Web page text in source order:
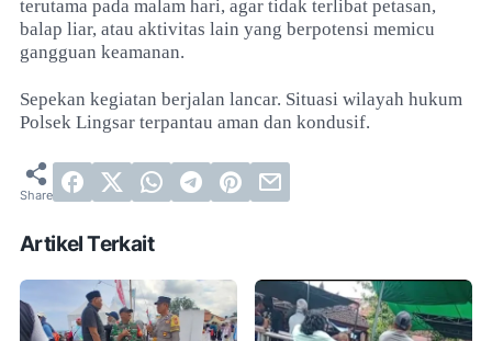
terutama pada malam hari, agar tidak terlibat petasan,
balap liar, atau aktivitas lain yang berpotensi memicu
gangguan keamanan.
Sepekan kegiatan berjalan lancar. Situasi wilayah hukum
Polsek Lingsar terpantau aman dan kondusif.
Artikel Terkait